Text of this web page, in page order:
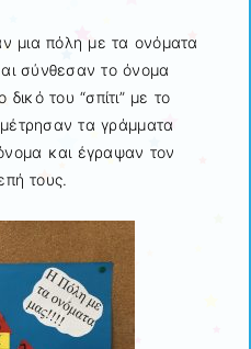
μια πόλη με τα ονόματα
σύνθεσαν το όνομα
του “σπίτι” με το
τα γράμματα
και έγραψαν τον
τους.